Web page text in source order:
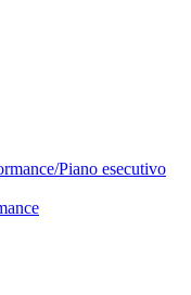
Piano esecutivo